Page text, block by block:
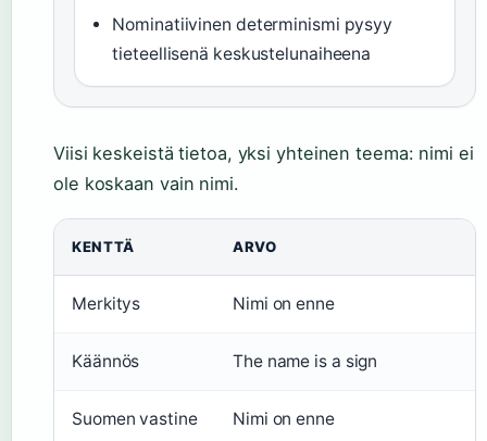
Nominatiivinen determinismi pysyy
tieteellisenä keskustelunaiheena
Viisi keskeistä tietoa, yksi yhteinen teema: nimi ei
ole koskaan vain nimi.
KENTTÄ ARVO
Merkitys Nimi on enne
Käännös The name is a sign
Suomen vastine Nimi on enne